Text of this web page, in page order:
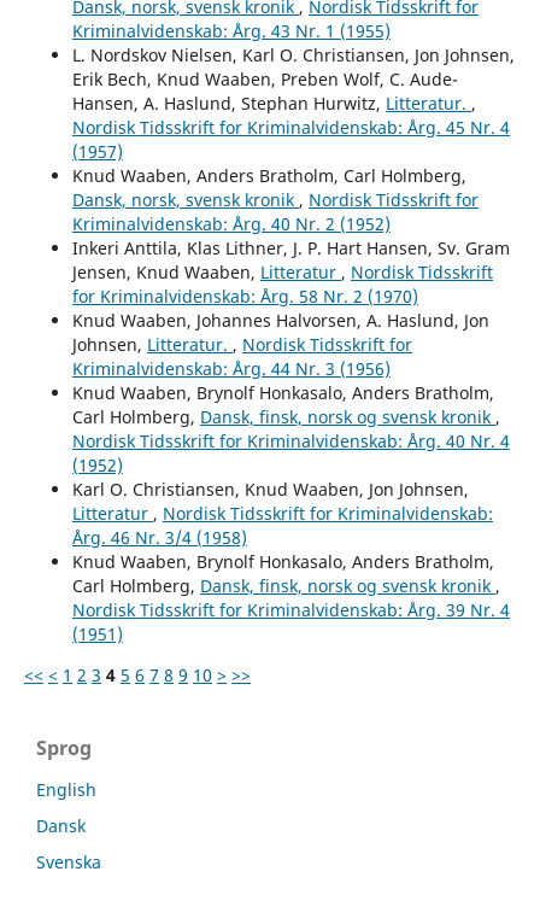
Dansk, norsk, svensk kronik , Nordisk Tidsskrift for
Kriminalvidenskab: Årg. 43 Nr. 1 (1955)
L. Nordskov Nielsen, Karl O. Christiansen, Jon Johnsen,
Erik Bech, Knud Waaben, Preben Wolf, C. Aude-
Hansen, A. Haslund, Stephan Hurwitz, Litteratur. ,
Nordisk Tidsskrift for Kriminalvidenskab: Årg. 45 Nr. 4
(1957)
Knud Waaben, Anders Bratholm, Carl Holmberg,
Dansk, norsk, svensk kronik , Nordisk Tidsskrift for
Kriminalvidenskab: Årg. 40 Nr. 2 (1952)
Inkeri Anttila, Klas Lithner, J. P. Hart Hansen, Sv. Gram
Jensen, Knud Waaben, Litteratur , Nordisk Tidsskrift
for Kriminalvidenskab: Årg. 58 Nr. 2 (1970)
Knud Waaben, Johannes Halvorsen, A. Haslund, Jon
Johnsen, Litteratur. , Nordisk Tidsskrift for
Kriminalvidenskab: Årg. 44 Nr. 3 (1956)
Knud Waaben, Brynolf Honkasalo, Anders Bratholm,
Carl Holmberg, Dansk, finsk, norsk og svensk kronik ,
Nordisk Tidsskrift for Kriminalvidenskab: Årg. 40 Nr. 4
(1952)
Karl O. Christiansen, Knud Waaben, Jon Johnsen,
Litteratur , Nordisk Tidsskrift for Kriminalvidenskab:
Årg. 46 Nr. 3/4 (1958)
Knud Waaben, Brynolf Honkasalo, Anders Bratholm,
Carl Holmberg, Dansk, finsk, norsk og svensk kronik ,
Nordisk Tidsskrift for Kriminalvidenskab: Årg. 39 Nr. 4
(1951)
<< < 1 2 3 4 5 6 7 8 9 10 > >>
Sprog
English
Dansk
Svenska